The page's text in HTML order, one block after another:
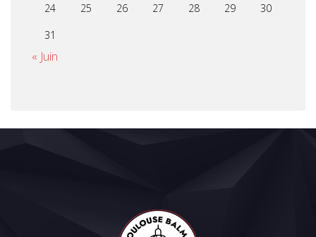
24
25 26 27 28 29
30
31
« Juin